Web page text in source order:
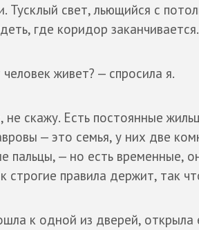
Тусклый свет, льющийся с
где коридор заканчивается.
живет? — спросила я.
не скажу. Есть постоянные
— это семья, у них две
пальцы, — но есть временные,
строгие правила держит, так
к одной из дверей,